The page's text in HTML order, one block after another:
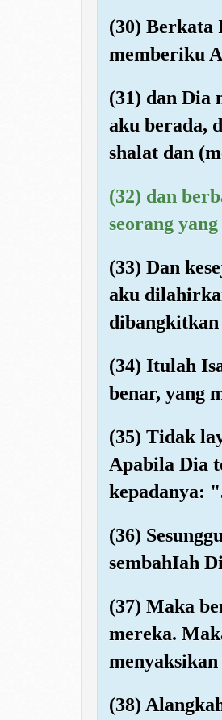
(30) Berkata
memberiku
(31) dan Dia
aku berada,
shalat dan
(32) dan
seorang
(33) Dan
aku
(34) Itulah
benar, yang
(35) Tidak
Apabila Dia
kepadanya:
(36)
sembahIah
(37) Maka
mereka.
(38)